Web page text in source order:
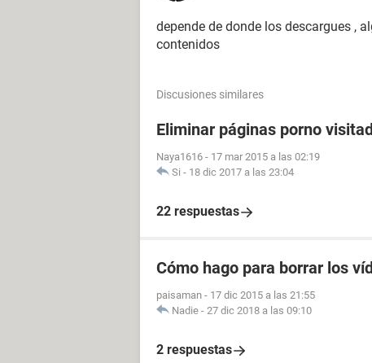
depende de donde los descargues ,
contenidos
Discusiones similares
Eliminar páginas porno
Naya1616 - 17 mar 2015 a las 02:19
Si - 18 dic 2017 a las 23:04
22 respuestas
Cómo hago para borrar los
paisaman - 17 dic 2015 a las 21:55
Nadie - 27 dic 2018 a las 09:10
2 respuestas